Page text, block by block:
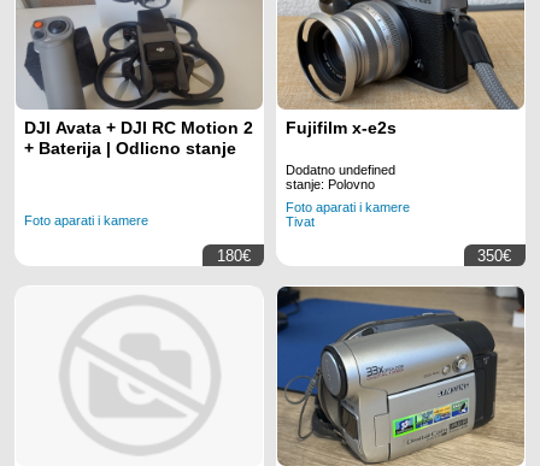
DJI Avata + DJI RC Motion 2
+ Baterija | Odlicno stanje
Foto aparati i kamere
180€
Fujifilm x-e2s
Dodatno undefined
stanje: Polovno
Foto aparati i kamere
Tivat
350€